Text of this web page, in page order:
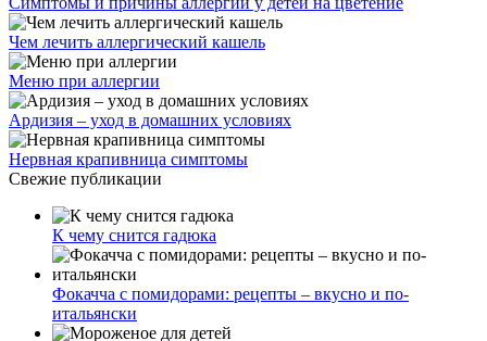
Чем лечить аллергический кашель
Меню при аллергии
Ардизия – уход в домашних условиях
Нервная крапивница симптомы
Свежие публикации
К чему снится гадюка
Фокачча с помидорами: рецепты – вкусно и по-
итальянски